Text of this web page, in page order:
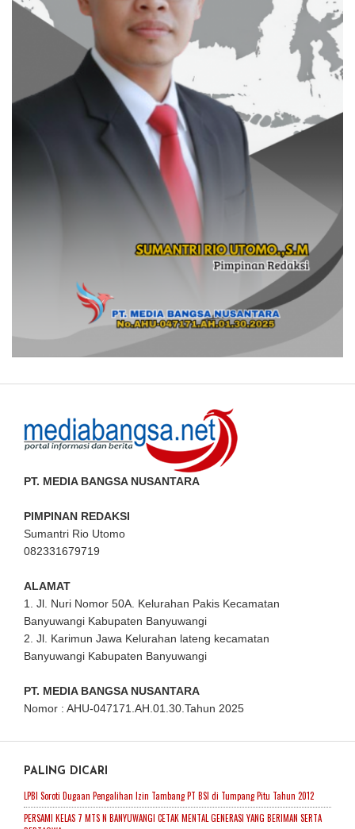
PT. MEDIA BANGSA NUSANTARA
PIMPINAN REDAKSI
Sumantri Rio Utomo
082331679719
ALAMAT
1. Jl. Nuri Nomor 50A. Kelurahan Pakis Kecamatan
Banyuwangi Kabupaten Banyuwangi
2. Jl. Karimun Jawa Kelurahan lateng kecamatan
Banyuwangi Kabupaten Banyuwangi
PT. MEDIA BANGSA NUSANTARA
Nomor : AHU-047171.AH.01.30.Tahun 2025
PALING DICARI
LPBI Soroti Dugaan Pengalihan Izin Tambang PT BSI di Tumpang Pitu Tahun 2012
PERSAMI KELAS 7 MTS N BANYUWANGI CETAK MENTAL GENERASI YANG BERIMAN SERTA